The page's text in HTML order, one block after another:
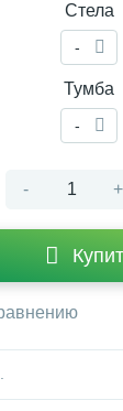
Стела
-
Тумба
-
- +